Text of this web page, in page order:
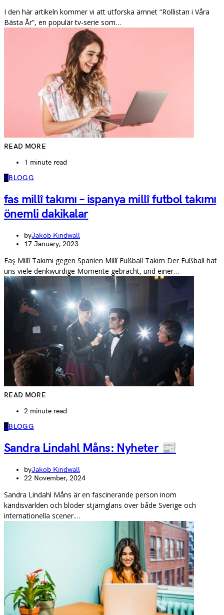
I den här artikeln kommer vi att utforska ämnet “Rollistan i Våra
Bästa År”, en populär tv-serie som…
READ MORE
1 minute read
BBLOGG
fas millî takımı – ispanya millî futbol takımı
önemli dakikalar
byJakob Kindwall
17 January, 2023
Faş Millî Takımı gegen Spanien Millî Fußball Takım Der Fußball hat
uns viele denkwürdige Momente gebracht, und einer…
READ MORE
2 minute read
BBLOGG
Sandra Lindahl Måns: Nyheter 📰
byJakob Kindwall
22 November, 2024
Sandra Lindahl Måns är en fascinerande person inom
kändisvärlden och blöder stjärnglans över både Sverige och
internationella scener.…